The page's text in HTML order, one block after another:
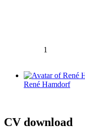
1
René Hamdorf
CV download